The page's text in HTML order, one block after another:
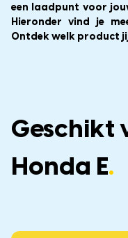
een laadpunt voor
Hieronder vind je
Ontdek welk product
Geschikt
Honda E.